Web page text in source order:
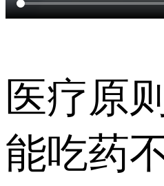
医疗原
能吃药